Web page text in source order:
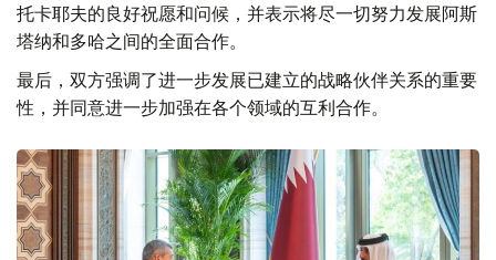
托卡耶夫的良好祝愿和问候，并表示将尽一切努力发展阿斯
塔纳和多哈之间的全面合作。
最后，双方强调了进一步发展已建立的战略伙伴关系的重要
性，并同意进一步加强在各个领域的互利合作。